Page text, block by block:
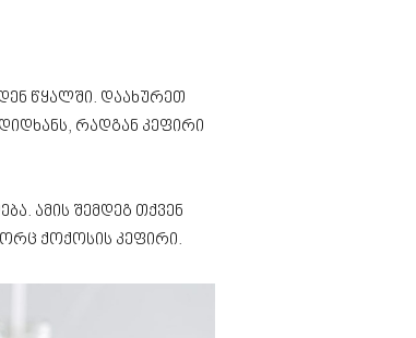
წყალში. დაახურეთ
რადგან კეფირი
ამის შემდეგ თქვენ
ქოქოსის კეფირი.